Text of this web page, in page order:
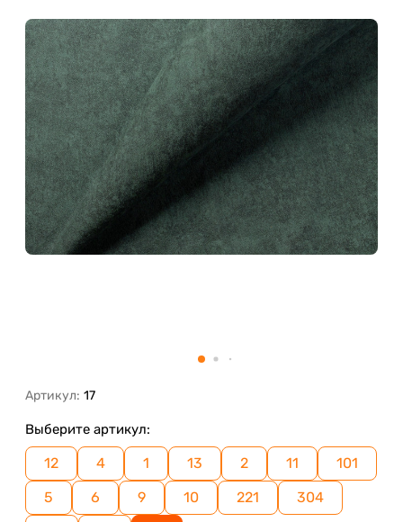
Артикул: 17
Выберите артикул:
12 4 1 13 2 11
101
5
6 9 10 221
304